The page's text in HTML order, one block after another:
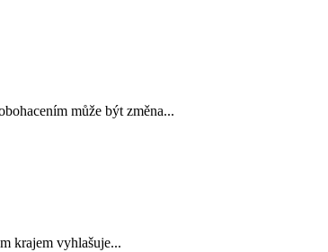
může být změna...
krajem vyhlašuje...